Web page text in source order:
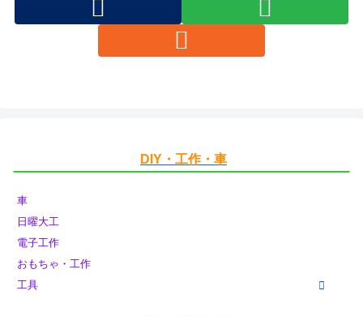
DIY・工作・車
車
日曜大工
電子工作
おもちゃ・工作
工具